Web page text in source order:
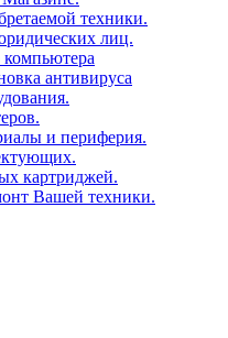
техники.
лиц.
антивируса
и периферия.
картриджей.
Вашей техники.